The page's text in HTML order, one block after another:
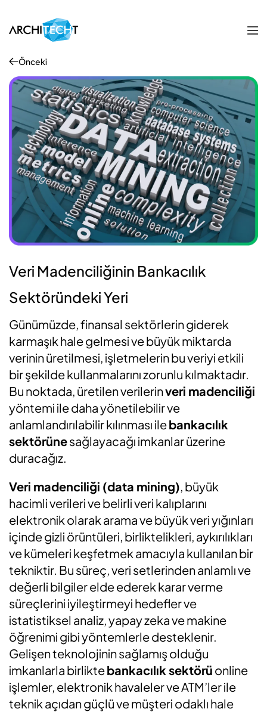
Önceki
Veri Madenciliğinin Bankacılık
Sektöründeki Yeri
Günümüzde, finansal sektörlerin giderek
karmaşık hale gelmesi ve büyük miktarda
verinin üretilmesi, işletmelerin bu veriyi etkili
bir şekilde kullanmalarını zorunlu kılmaktadır.
Bu noktada, üretilen verilerinveri madenciliği
yöntemi ile daha yönetilebilir ve
anlamlandırılabilir kılınması ilebankacılık
sektörünesağlayacağı imkanlar üzerine
duracağız.
Veri madenciliği (data mining), büyük
hacimli verileri ve belirli veri kalıplarını
elektronik olarak arama ve büyük veri yığınları
içinde gizli örüntüleri, birliktelikleri, aykırılıkları
ve kümeleri keşfetmek amacıyla kullanılan bir
tekniktir. Bu süreç, veri setlerinden anlamlı ve
değerli bilgiler elde ederek karar verme
süreçlerini iyileştirmeyi hedefler ve
istatistiksel analiz, yapay zeka ve makine
öğrenimi gibi yöntemlerle desteklenir.
Gelişen teknolojinin sağlamış olduğu
imkanlarla birliktebankacılık sektörü online
işlemler, elektronik havaleler ve ATM’ler ile
teknik açıdan güçlü ve müşteri odaklı hale